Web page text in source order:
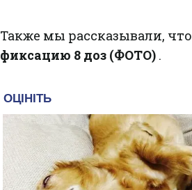
Также мы рассказывали, что
фиксацию 8 доз (ФОТО) .